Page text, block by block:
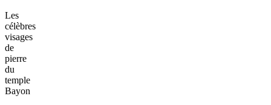
Les
célèbres
visages
de
pierre
du
temple
Bayon